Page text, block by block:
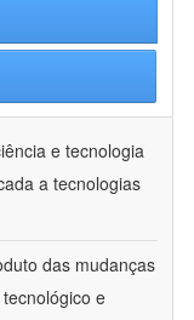
e tecnologia
a tecnologias
das mudanças
e